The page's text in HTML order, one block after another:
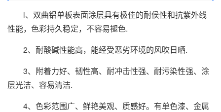
l、双曲铝单板表面涂层具有极佳的耐侯性和抗紫外线
性能，色彩持久稳定，不容易褪色.
2、耐酸碱性能高，能经受恶劣环境的风吹日晒.
3、附着力好、韧性高、耐冲击性强、耐污染性强、涂
层光洁、容易清洁.
4、色彩范围广、鲜艳美观、质感好。有单色漆、金属